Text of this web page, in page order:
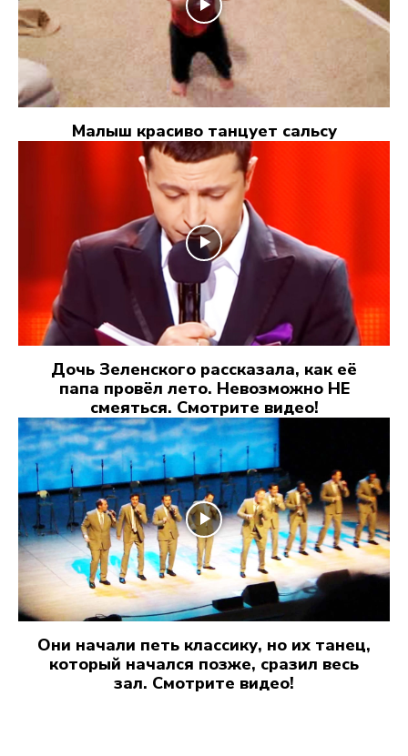
Малыш красиво танцует сальсу
Дочь Зеленского рассказала, как её
папа провёл лето. Невозможно НЕ
смеяться. Смотрите видео!
Они начали петь классику, но их танец,
который начался позже, сразил весь
зал. Смотрите видео!